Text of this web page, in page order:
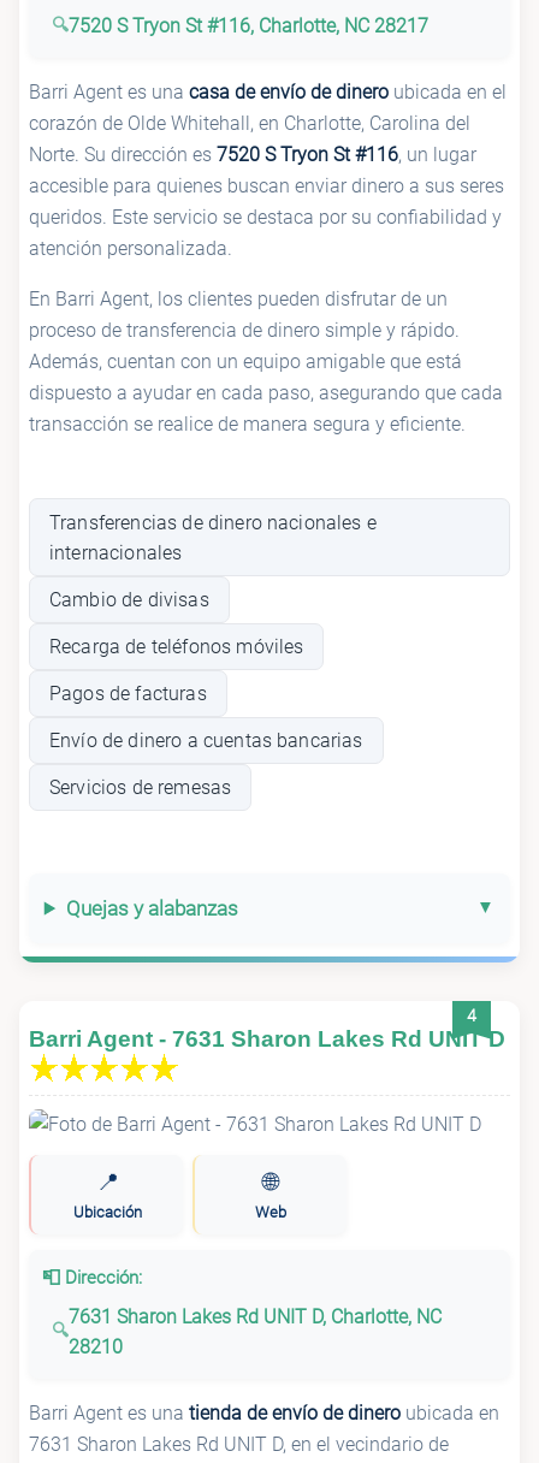
7520 S Tryon St #116, Charlotte, NC 28217
Barri Agent es una casa de envío de dinero ubicada en el
corazón de Olde Whitehall, en Charlotte, Carolina del
Norte. Su dirección es 7520 S Tryon St #116, un lugar
accesible para quienes buscan enviar dinero a sus seres
queridos. Este servicio se destaca por su confiabilidad y
atención personalizada.
En Barri Agent, los clientes pueden disfrutar de un
proceso de transferencia de dinero simple y rápido.
Además, cuentan con un equipo amigable que está
dispuesto a ayudar en cada paso, asegurando que cada
transacción se realice de manera segura y eficiente.
Transferencias de dinero nacionales e
internacionales
Cambio de divisas
Recarga de teléfonos móviles
Pagos de facturas
Envío de dinero a cuentas bancarias
Servicios de remesas
Quejas y alabanzas
4
Barri Agent - 7631 Sharon Lakes Rd UNIT D
📍
Ubicación
🌐
Web
📮 Dirección:
7631 Sharon Lakes Rd UNIT D, Charlotte, NC
28210
Barri Agent es una tienda de envío de dinero ubicada en
7631 Sharon Lakes Rd UNIT D, en el vecindario de